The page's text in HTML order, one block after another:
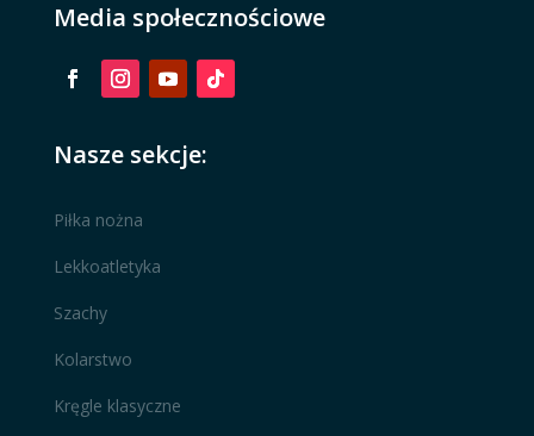
Media społecznościowe
Nasze sekcje:
Piłka nożna
Lekkoatletyka
Szachy
Kolarstwo
Kręgle klasyczne